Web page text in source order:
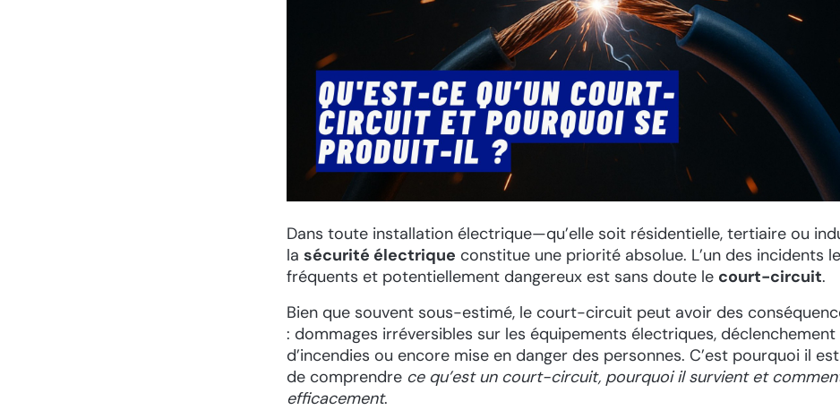
Dans toute installation électrique—qu’elle soit résidentielle, tertiaire ou
lasécurité électrique constitue une priorité absolue. L’un des incidents
fréquents et potentiellement dangereux est sans doute le court-circuit.
Bien que souvent sous-estimé, le court-circuit peut avoir des
: dommages irréversibles sur les équipements électriques, déclenchement
d’incendies ou encore mise en danger des personnes. C’est pourquoi il
de comprendre ce qu’est un court-circuit, pourquoi il survient et
efficacement.